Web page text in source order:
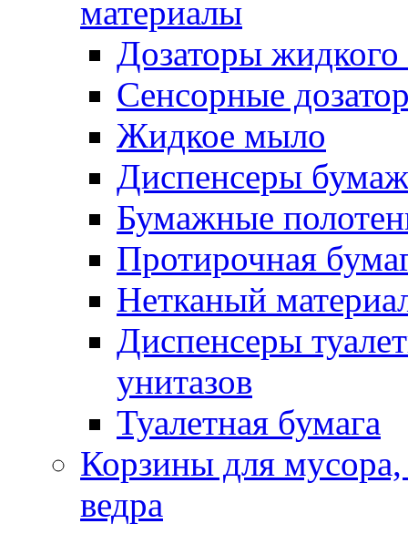
материалы
Дозаторы
Сенсорные
Жидкое мыло
Диспенсеры
Бумажные
Протирочная
Нетканый
Диспенсеры
унитазов
Туалетная бумага
Корзины для
ведра